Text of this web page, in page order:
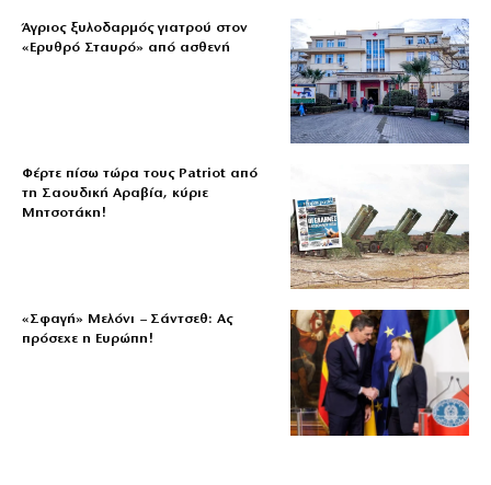
Άγριος ξυλοδαρμός γιατρού στον
«Ερυθρό Σταυρό» από ασθενή
Φέρτε πίσω τώρα τους Patriot από
τη Σαουδική Αραβία, κύριε
Μητσοτάκη!
«Σφαγή» Μελόνι – Σάντσεθ: Ας
πρόσεχε η Ευρώπη!